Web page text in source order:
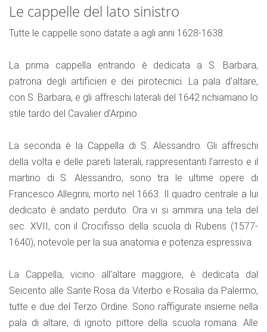
Le cappelle del lato sinistro
Tutte le cappelle sono datate a agli anni 1628-1638.
La prima cappella entrando è dedicata a S. Barbara,
patrona degli artificieri e dei pirotecnici. La pala d’altare,
con S. Barbara, e gli affreschi laterali del 1642 richiamano lo
stile tardo del Cavalier d'Arpino.
La seconda è la Cappella di S. Alessandro. Gli affreschi
della volta e delle pareti laterali, rappresentanti l'arresto e il
martirio di S. Alessandro, sono tra le ultime opere di
Francesco Allegrini, morto nel 1663. Il quadro centrale a lui
dedicato è andato perduto. Ora vi si ammira una tela del
sec. XVII, con il Crocifisso della scuola di Rubens (1577-
1640), notevole per la sua anatomia e potenza espressiva.
La Cappella, vicino all'altare maggiore, è dedicata dal
Seicento alle Sante Rosa da Viterbo e Rosalia da Palermo,
tutte e due del Terzo Ordine. Sono raffigurate insieme nella
pala di altare, di ignoto pittore della scuola romana. Alle